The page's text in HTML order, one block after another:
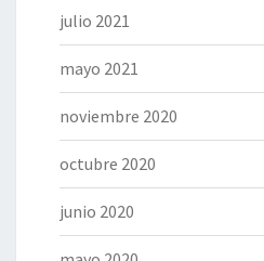
julio 2021
mayo 2021
noviembre 2020
octubre 2020
junio 2020